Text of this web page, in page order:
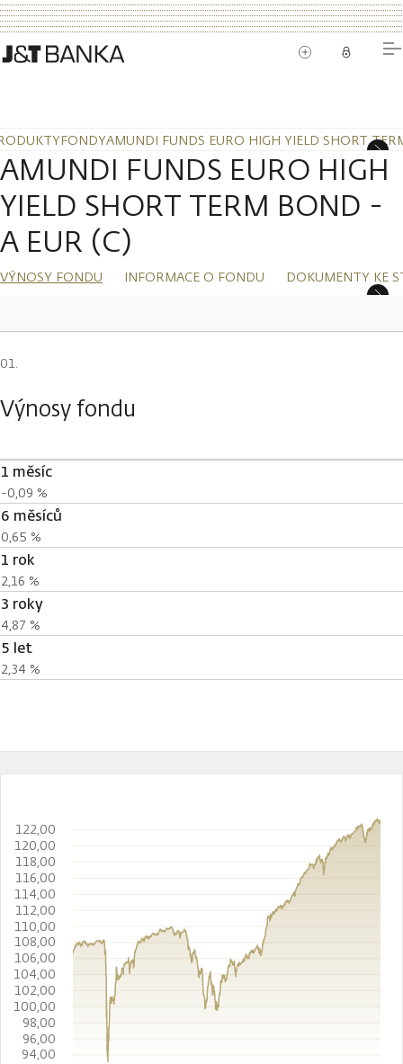
FONDYAMUNDI FUNDS EURO HIGH YIELD SHORT
AMUNDI FUNDS EURO HIGH
YIELD SHORT TERM BOND -
A EUR (C)
VÝNOSY FONDU INFORMACE O FONDU DOKUMENTY KE
Výnosy fondu
1 měsíc
-0,09 %
6 měsíců
0,65 %
1 rok
2,16 %
3 roky
4,87 %
5 let
2,34 %
94,00
96,00
98,00
100,00
102,00
104,00
106,00
108,00
110,00
112,00
114,00
116,00
118,00
120,00
122,00